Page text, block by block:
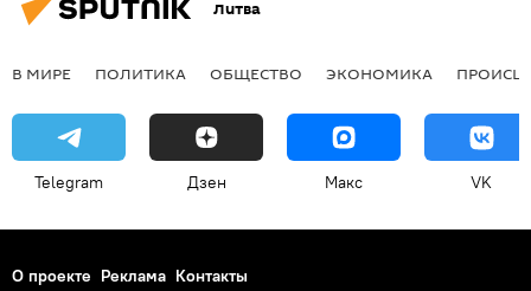
Литва
В МИРЕ ПОЛИТИКА ОБЩЕСТВО ЭКОНОМИКА
Telegram Дзен Макс VK
О проекте Реклама Контакты